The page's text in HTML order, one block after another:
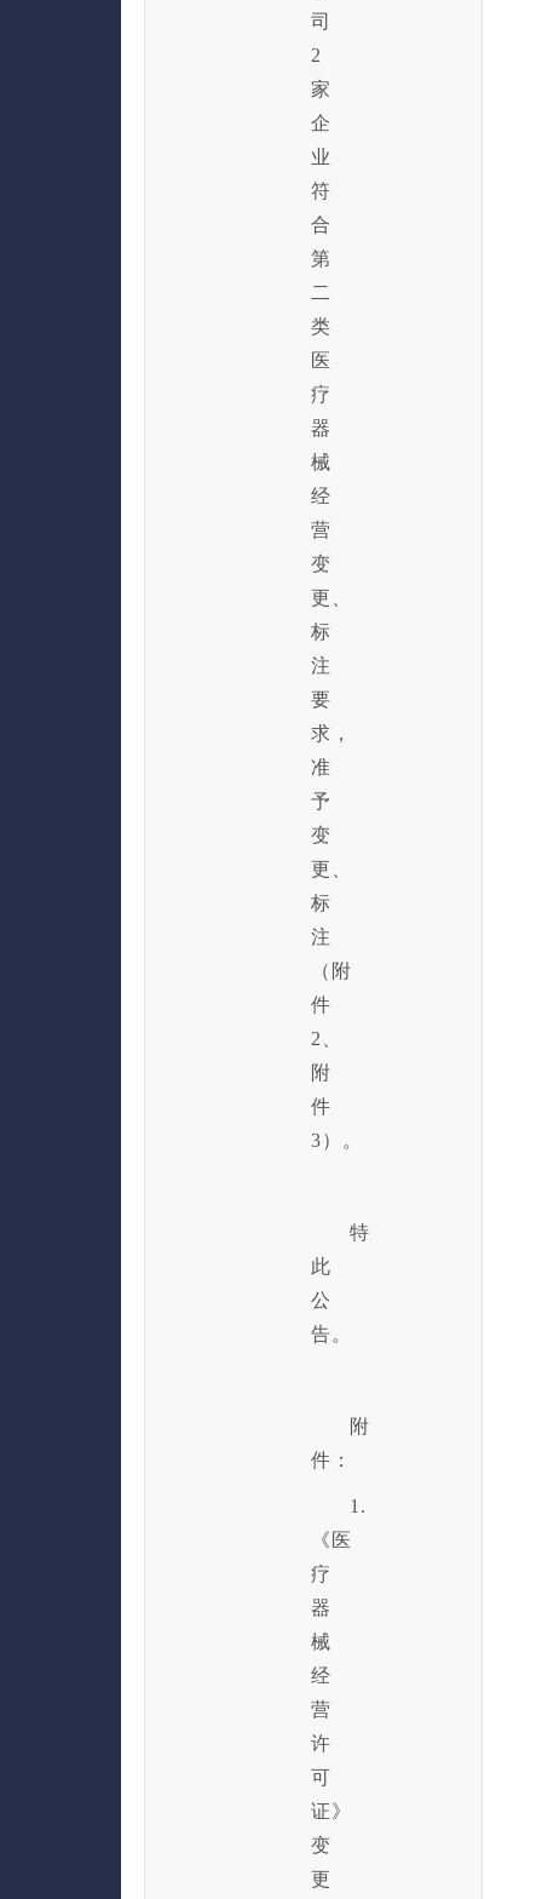
司
2
家
企
业
符
合
第
二
类
医
疗
器
械
经
营
变
更
标
注
要
求，
准
予
变
更
标
注
（附
件
2、
附
件
3）。
特
此
公
告。
附
件：
1.
《医
疗
器
械
经
营
许
可
证》
变
更